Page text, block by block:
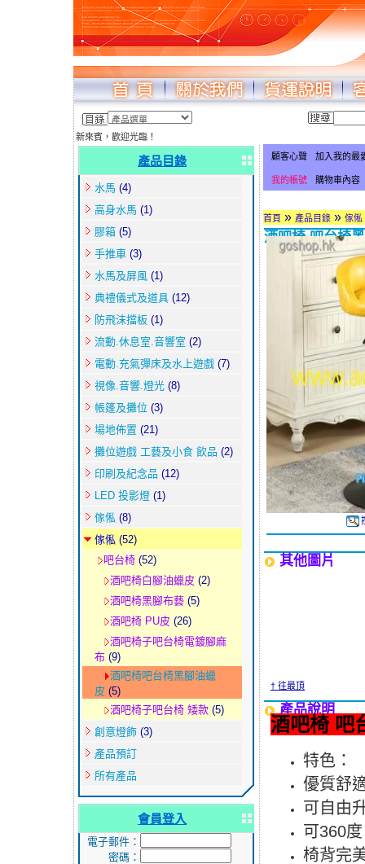
新來賓，歡迎光臨！
產品目錄
水馬 (4)
高身水馬 (1)
膠箱 (5)
手推車 (3)
水馬及屏風 (1)
典禮儀式及道具 (12)
防飛沫擋板 (1)
流動.休息室.音響室 (2)
電動.充氣彈床及水上遊戲 (7)
視像.音響.燈光 (8)
帳篷及攤位 (3)
場地佈置 (21)
攤位遊戲 工藝及小食 飲品 (2)
印刷及紀念品 (12)
LED 投影燈 (1)
傢俬 (8)
傢俬 (52)
吧台椅 (52)
酒吧椅白腳油蠟皮 (2)
酒吧椅黑腳布藝 (5)
酒吧椅 PU皮 (26)
酒吧椅子吧台椅電鍍腳麻
布 (9)
酒吧椅吧台椅黑腳油蠟
皮 (5)
酒吧椅子吧台椅 矮款 (5)
創意燈飾 (3)
產品預訂
所有產品
會員登入
電子郵件：
密碼：
顧客心聲 加入我的最
我的帳號 購物車內容
首頁 » 產品目錄 » 傢俬
酒吧椅 吧台椅
其他圖片
† 往最頂
產品說明
酒吧椅 吧
特色：
優質舒
可自由
可360
椅背完